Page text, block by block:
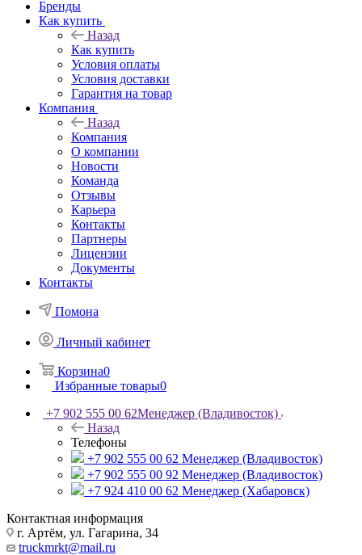
Бренды
Как купить
Назад
Как купить
Условия оплаты
Условия доставки
Гарантия на товар
Компания
Назад
Компания
О компании
Новости
Команда
Отзывы
Карьера
Контакты
Партнеры
Лицензии
Документы
Контакты
Помона
Личный кабинет
Корзина0
Избранные товары0
+7 902 555 00 62Менеджер (Владивосток)
Назад
Телефоны
+7 902 555 00 62 Менеджер (Владивосток)
+7 902 555 00 92 Менеджер (Владивосток)
+7 924 410 00 62 Менеджер (Хабаровск)
Контактная информация
г. Артём, ул. Гагарина, 34
truckmrkt@mail.ru